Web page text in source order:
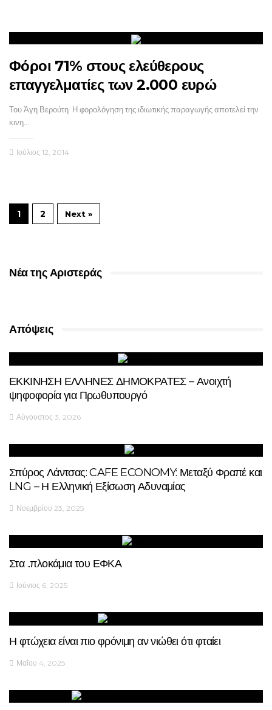
Φόροι 71% στους ελεύθερους
επαγγελματίες των 2.000 ευρώ
Του Άγη Βερούτη Η φορολόγηση της ιδιωτικής παραγωγής αποτελεί την
κινη…
Ιούλιος 12, 2014
1 2 Next »
Νέα της Αριστεράς
Απόψεις
ΕΚΚΙΝΗΣΗ ΕΛΛΗΝΕΣ ΔΗΜΟΚΡΑΤΕΣ – Ανοιχτή
ψηφοφορία για Πρωθυπουργό
Αύγουστος 3, 2026
Σπύρος Λάντσας: CAFE ECONOMY: Μεταξύ Φραπέ και
LNG – Η Ελληνική Εξίσωση Αδυναμίας
Νοεμβρίου 23, 2025
Στα ..πλοκάμια του ΕΦΚΑ
Ιούνιος 6, 2025
Η φτώχεια είναι πιο φρόνιμη αν νιώθει ότι φταίει
Μαΐου 4, 2025